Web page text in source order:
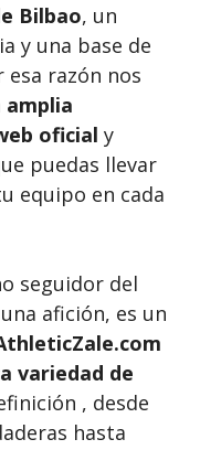
Bilbao, un
y una base de
esa razón nos
oficial y
puedas llevar
equipo en cada
seguidor del
afición, es un
variedad de
, desde
hasta